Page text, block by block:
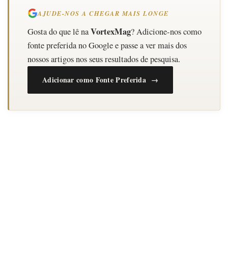
AJUDE-NOS A CHEGAR MAIS LONGE
Gosta do que lê naVortexMag? Adicione-nos como
fonte preferida no Google e passe a ver mais dos
nossos artigos nos seus resultados de pesquisa.
Adicionar como Fonte Preferida →